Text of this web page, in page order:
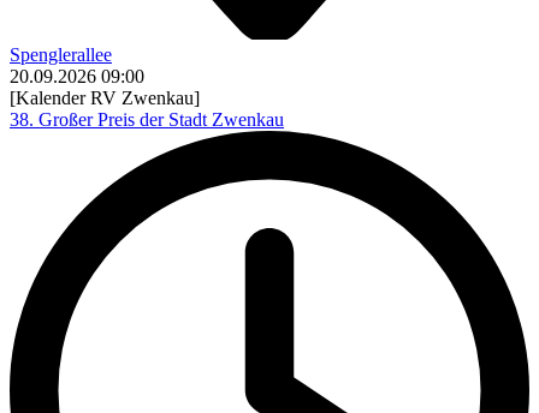
Spenglerallee
20.09.2026 09:00
[Kalender RV Zwenkau]
38. Großer Preis der Stadt Zwenkau